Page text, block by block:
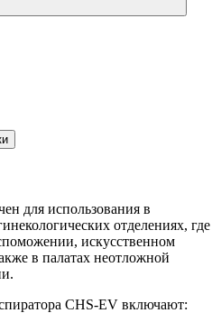
для использования в
отделениях, где
искусственном
в палатах неотложной
CHS-EV включают: